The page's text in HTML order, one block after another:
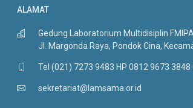
ALAMAT
Gedung Laboratorium Multidisiplin
Jl. Margonda Raya, Pondok Cina,
Tel (021) 7273 9483 HP 0812 9673
sekretariat@lamsama.or.id